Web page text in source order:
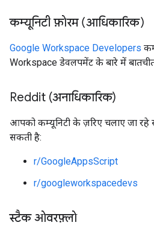
कम्यूनिटी फ़ोरम (आधिकारिक)
Google Workspace Developers
Workspace डेवलपमेंट के बारे में
Reddit (अनाधिकारिक)
आपको कम्यूनिटी के ज़रिए चलाए जा रहे
सकती है:
r/GoogleAppsScript
r/googleworkspacedevs
स्टैक ओवरफ़्लो